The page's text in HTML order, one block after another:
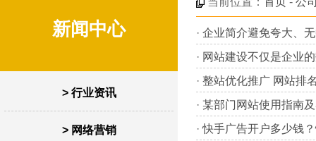
新闻中心
> 行业资讯
> 网络营销
· 企业简介避免夸大、
· 网站建设不仅是企业
· 整站优化推广 网站排
· 某部门网站使用指南
·快手广告开户多少钱